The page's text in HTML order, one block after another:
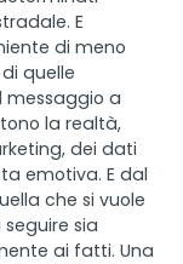
E
di meno
quelle
messaggio a
la realtà,
dei dati
emotiva. E dal
che si vuole
sia
ai fatti. Una